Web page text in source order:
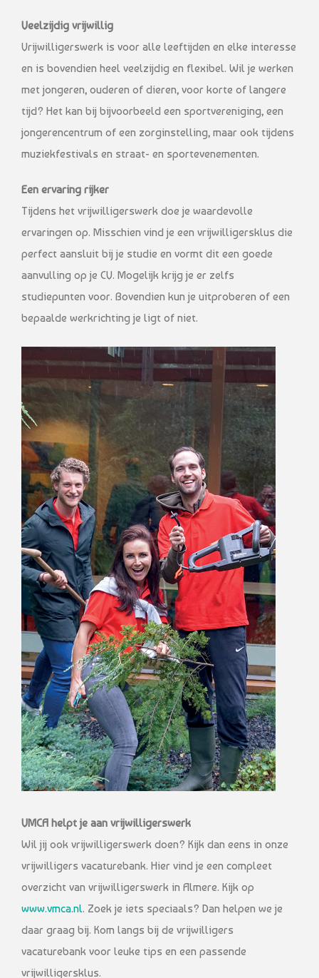
Veelzijdig vrijwillig
Vrijwilligerswerk is voor alle leeftijden en elke interesse
en is bovendien heel veelzijdig en flexibel. Wil je werken
met jongeren, ouderen of dieren, voor korte of langere
tijd? Het kan bij bijvoorbeeld een sportvereniging, een
jongerencentrum of een zorginstelling, maar ook tijdens
muziekfestivals en straat- en sportevenementen.
Een ervaring rijker
Tijdens het vrijwilligerswerk doe je waardevolle
ervaringen op. Misschien vind je een vrijwilligersklus die
perfect aansluit bij je studie en vormt dit een goede
aanvulling op je CV. Mogelijk krijg je er zelfs
studiepunten voor. Bovendien kun je uitproberen of een
bepaalde werkrichting je ligt of niet.
VMCA helpt je aan vrijwilligerswerk
Wil jij ook vrijwilligerswerk doen? Kijk dan eens in onze
vrijwilligers vacaturebank. Hier vind je een compleet
overzicht van vrijwilligerswerk in Almere. Kijk op
www.vmca.nl. Zoek je iets speciaals? Dan helpen we je
daar graag bij. Kom langs bij de vrijwilligers
vacaturebank voor leuke tips en een passende
vrijwilligersklus.